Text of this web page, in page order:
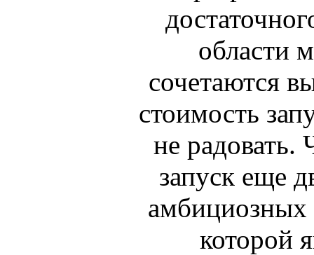
области
сочетаются
стоимость
не радовать.
запуск еще
амбициозных
которой